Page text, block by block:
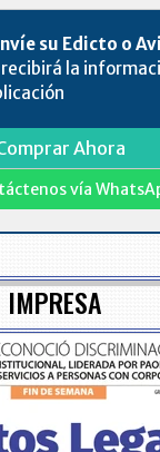
su Edicto o
la
Ahora
vía